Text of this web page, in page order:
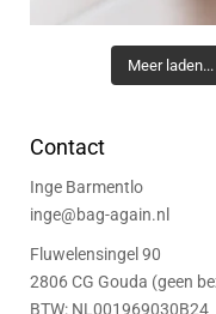
Meer laden...
Contact
Inge Barmentlo
inge@bag-again.nl
Fluwelensingel 90
2806 CG Gouda (geen
BTW: NL001969030B24